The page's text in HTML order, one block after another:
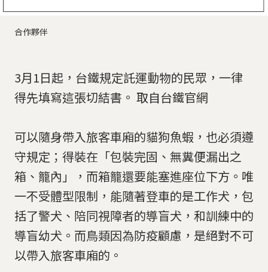
合作夥伴
3月1日起，台鐵規定託運動物的民眾，一律
得先填寫這張切結書。 取自台鐵官網
可以隨身帶入旅客車廂的貓狗魚蝦，也必須遵
守規定；得裝在「包裝完固、無糞便漏出之
箱、籠內」，而箱籠還要能塞進座位下方。唯
一不受體型限制，能隨著登車的是工作犬，包
括了警犬、陪同視障者的導盲犬，和訓練中的
導盲幼犬。而鳥類因為防疫顧慮，是絕對不可
以帶入旅客車廂的。